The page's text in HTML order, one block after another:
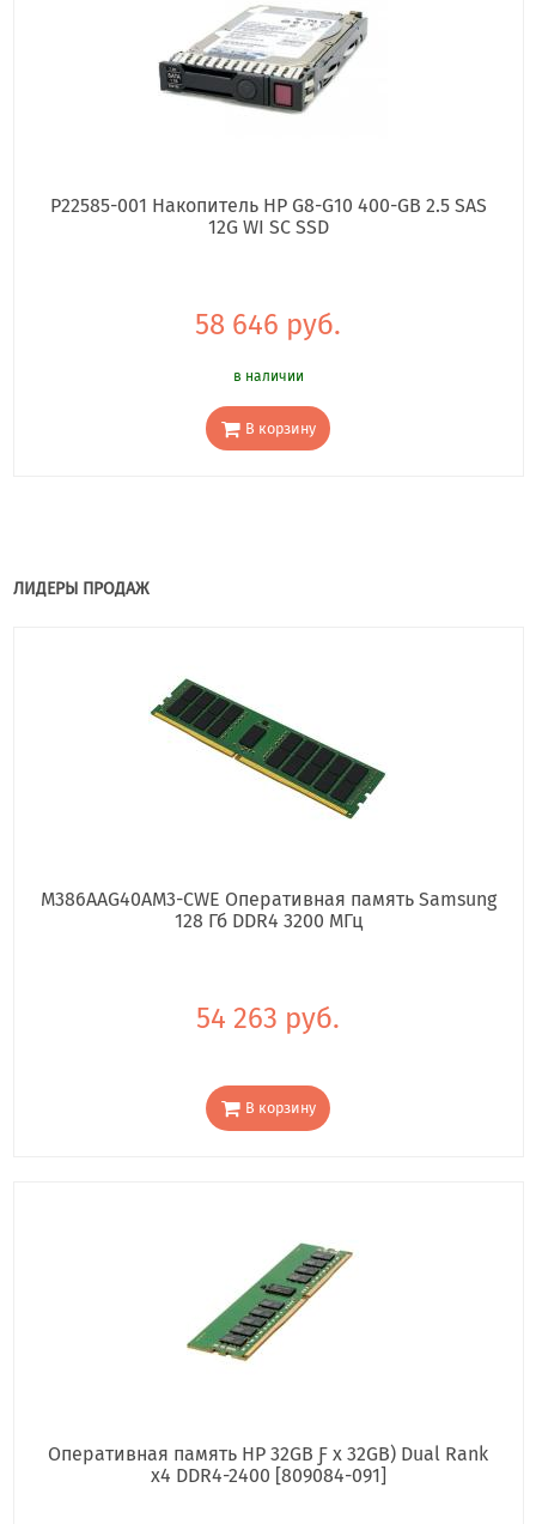
P22585-001 Накопитель HP G8-G10 400-GB 2.5 SAS
12G WI SC SSD
58 646 руб.
в наличии
В корзину
ЛИДЕРЫ ПРОДАЖ
M386AAG40AM3-CWE Оперативная память Samsung
128 Гб DDR4 3200 МГц
54 263 руб.
В корзину
Оперативная память HP 32GB Ƒ x 32GB) Dual Rank
x4 DDR4-2400 [809084-091]